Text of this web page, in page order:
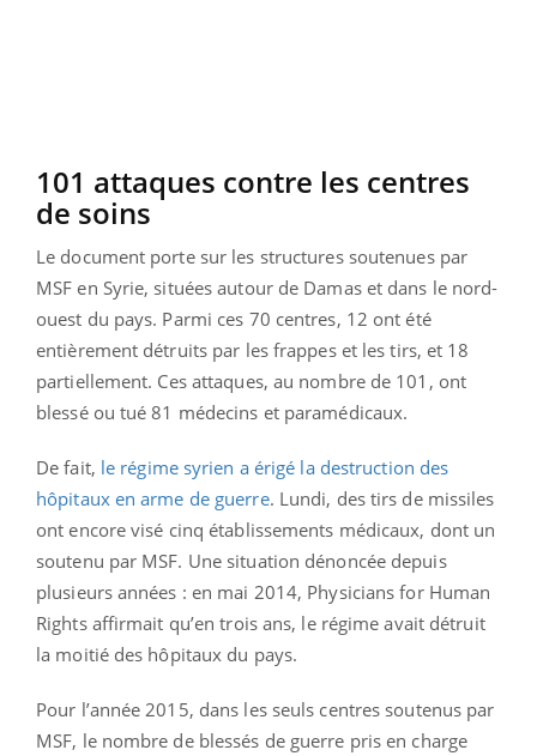
101 attaques contre les centres
de soins
Le document porte sur les structures soutenues par
MSF en Syrie, situées autour de Damas et dans le nord-
ouest du pays. Parmi ces 70 centres, 12 ont été
entièrement détruits par les frappes et les tirs, et 18
partiellement. Ces attaques, au nombre de 101, ont
blessé ou tué 81 médecins et paramédicaux.
De fait, le régime syrien a érigé la destruction des
hôpitaux en arme de guerre. Lundi, des tirs de missiles
ont encore visé cinq établissements médicaux, dont un
soutenu par MSF. Une situation dénoncée depuis
plusieurs années : en mai 2014, Physicians for Human
Rights affirmait qu’en trois ans, le régime avait détruit
la moitié des hôpitaux du pays.
Pour l’année 2015, dans les seuls centres soutenus par
MSF, le nombre de blessés de guerre pris en charge